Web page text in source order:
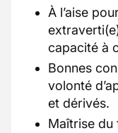
À l’aise
capacité à
Bonnes
volonté
et dérivés.
Maîtrise du